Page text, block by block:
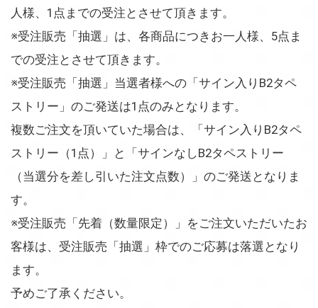
人様、1点までの受注とさせて頂きます。
※受注販売「抽選」は、各商品につきお一人様、5点ま
での受注とさせて頂きます。
※受注販売「抽選」当選者様への「サイン入りB2タペ
ストリー」のご発送は1点のみとなります。
複数ご注文を頂いていた場合は、「サイン入りB2タペ
ストリー（1点）」と「サインなしB2タペストリー
（当選分を差し引いた注文点数）」のご発送となりま
す。
※受注販売「先着（数量限定）」をご注文いただいたお
客様は、受注販売「抽選」枠でのご応募は落選となり
ます。
予めご了承ください。